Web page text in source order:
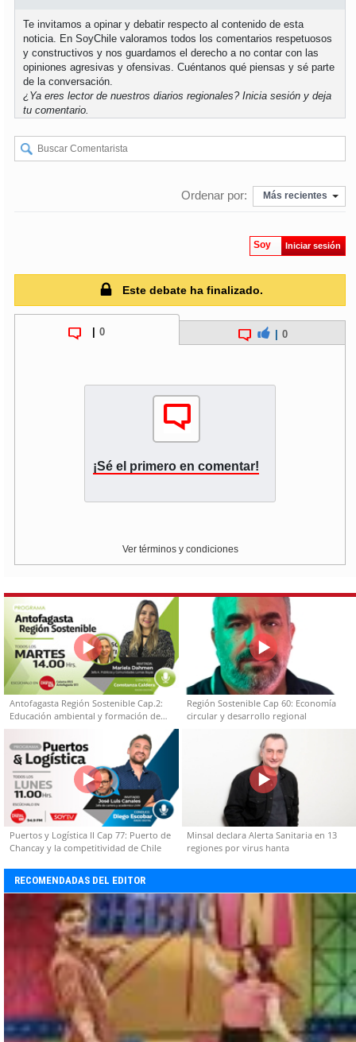
Te invitamos a opinar y debatir respecto al contenido de esta
noticia. En SoyChile valoramos todos los comentarios respetuosos
y constructivos y nos guardamos el derecho a no contar con las
opiniones agresivas y ofensivas. Cuéntanos qué piensas y sé parte
de la conversación.
¿Ya eres lector de nuestros diarios regionales?Inicia sesión y deja
tu comentario.
Ordenar por: Más recientes
Soy Iniciar sesión
Este debate ha finalizado.
0 0
¡Sé el primero en comentar!
Ver términos y condiciones
Antofagasta Región Sostenible Cap.2:
Educación ambiental y formación de
capacidades técnicas
Región Sostenible Cap 60: Economía
circular y desarrollo regional
Puertos y Logística II Cap 77: Puerto de
Chancay y la competitividad de Chile
Minsal declara Alerta Sanitaria en 13
regiones por virus hanta
RECOMENDADAS DEL EDITOR